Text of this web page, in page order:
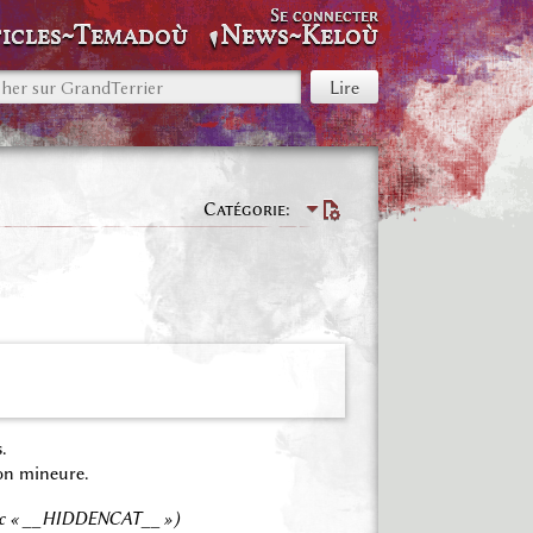
News~Keloù
Se connecter
Catégorie
mineure.
« __HIDDENCAT__ »